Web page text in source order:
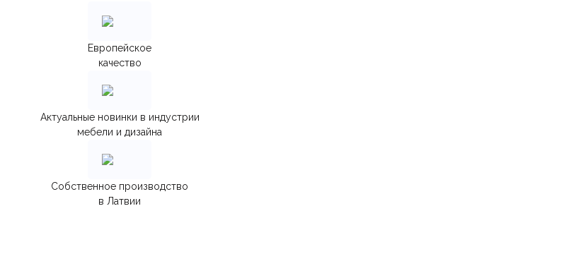
Европейское
качество
Актуальные новинки в индустрии
мебели и дизайна
Собственное производство
в Латвии